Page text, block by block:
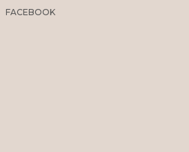
FACEBOOK